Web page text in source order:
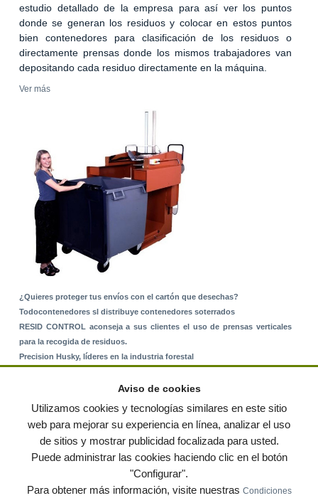
estudio detallado de la empresa para así ver los puntos
donde se generan los residuos y colocar en estos puntos
bien contenedores para clasificación de los residuos o
directamente prensas donde los mismos trabajadores van
depositando cada residuo directamente en la máquina.
Ver más
¿Quieres proteger tus envíos con el cartón que desechas?
Todocontenedores sl distribuye contenedores soterrados
RESID CONTROL aconseja a sus clientes el uso de prensas verticales
para la recogida de residuos.
Precision Husky, líderes en la industria forestal
© residuos.com - Todos los derechos reservados Política de privacidad
Condiciones de uso|Contacto |Editores|Mapa web|Preguntas frecuentes|Publica
tus anuncios gratis!
Aviso de cookies
Utilizamos cookies y tecnologías similares en este sitio
web para mejorar su experiencia en línea, analizar el uso
de sitios y mostrar publicidad focalizada para usted.
Puede administrar las cookies haciendo clic en el botón
"Configurar".
Para obtener más información, visite nuestras Condiciones